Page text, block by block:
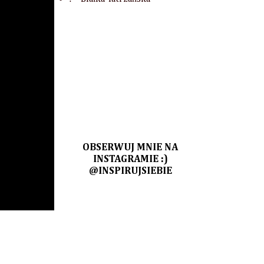
OBSERWUJ MNIE NA
INSTAGRAMIE :)
@INSPIRUJSIEBIE